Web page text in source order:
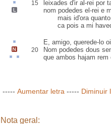
15 leixades d'ir al-rei por
nom podedes el-rei e
mais id'ora quanto
ca pois a mi
E, amigo, querede-lo
20
Nom podedes dous
que ambos hajam rem
----- Aumentar letra ----- Diminuir
Nota geral: